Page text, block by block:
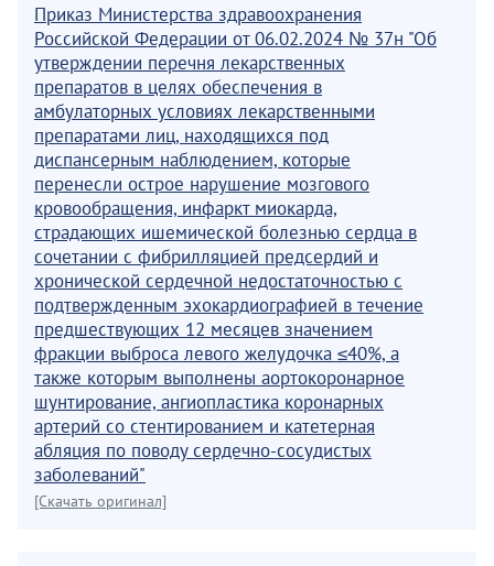
Приказ Министерства здравоохранения
Российской Федерации от 06.02.2024 № 37н "Об
утверждении перечня лекарственных
препаратов в целях обеспечения в
амбулаторных условиях лекарственными
препаратами лиц, находящихся под
диспансерным наблюдением, которые
перенесли острое нарушение мозгового
кровообращения, инфаркт миокарда,
страдающих ишемической болезнью сердца в
сочетании с фибрилляцией предсердий и
хронической сердечной недостаточностью с
подтвержденным эхокардиографией в течение
предшествующих 12 месяцев значением
фракции выброса левого желудочка ≤40%, а
также которым выполнены аортокоронарное
шунтирование, ангиопластика коронарных
артерий со стентированием и катетерная
абляция по поводу сердечно-сосудистых
заболеваний"
[Скачать оригинал]